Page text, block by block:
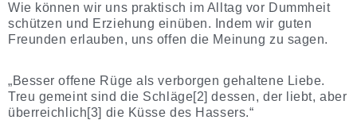
Wie können wir uns praktisch im Alltag vor Dummheit
schützen und Erziehung einüben. Indem wir guten
Freunden erlauben, uns offen die Meinung zu sagen.
„Besser offene Rüge als verborgen gehaltene Liebe.
Treu gemeint sind die Schläge[2] dessen, der liebt, aber
überreichlich[3] die Küsse des Hassers.“